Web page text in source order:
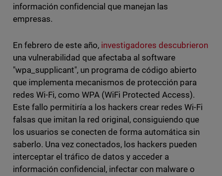
información confidencial que manejan las
empresas.
En febrero de este año, investigadores descubrieron
una vulnerabilidad que afectaba al software
"wpa_supplicant", un programa de código abierto
que implementa mecanismos de protección para
redes Wi-Fi, como WPA (WiFi Protected Access).
Este fallo permitiría a los hackers crear redes Wi-Fi
falsas que imitan la red original, consiguiendo que
los usuarios se conecten de forma automática sin
saberlo. Una vez conectados, los hackers pueden
interceptar el tráfico de datos y acceder a
información confidencial, infectar con malware o